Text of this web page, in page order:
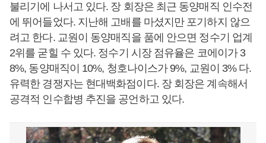
불리기에 나서고 있다. 장 회장은 최근 동양매직 인수전
에 뛰어들었다. 지난해 고배를 마셨지만 포기하지 않으
려고 한다. 교원이 동양매직을 품에 안으면 정수기 업계
2위를 굳힐 수 있다. 정수기 시장 점유율은 코에이가 3
8%, 동양매직이 10%, 청호나이스가 9%, 교원이 3% 다.
유력한 경쟁자는 현대백화점이다. 장 회장은 계속해서
공격적 인수합병 추진을 공언하고 있다.